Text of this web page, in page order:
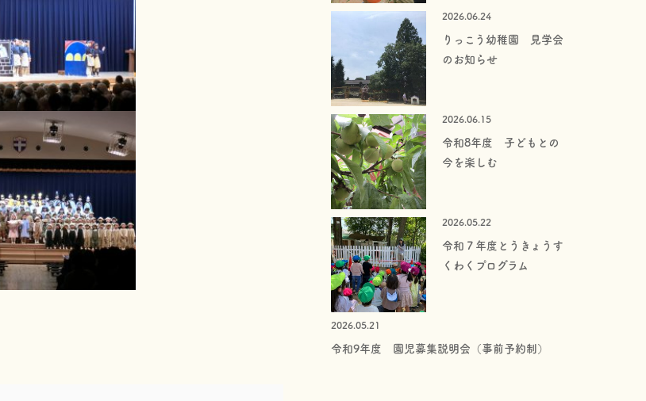
2026.06.24
りっこう幼稚園 見学会
のお知らせ
2026.06.15
令和8年度 子どもとの
今を楽しむ
2026.05.22
令和７年度とうきょうす
くわくプログラム
2026.05.21
令和9年度 園児募集説明会（事前予約制）